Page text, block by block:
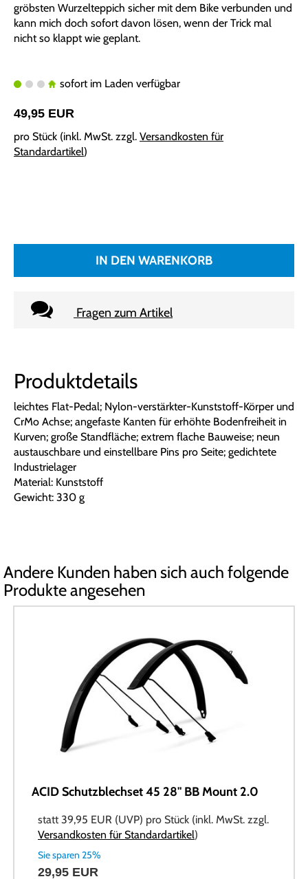
gröbsten Wurzelteppich sicher mit dem Bike verbunden und
kann mich doch sofort davon lösen, wenn der Trick mal
nicht so klappt wie geplant.
sofort im Laden verfügbar
49,95 EUR
pro Stück (inkl. MwSt. zzgl. Versandkosten für
Standardartikel)
IN DEN WARENKORB
Fragen zum Artikel
Produktdetails
leichtes Flat-Pedal; Nylon-verstärkter-Kunststoff-Körper und
CrMo Achse; angefaste Kanten für erhöhte Bodenfreiheit in
Kurven; große Standfläche; extrem flache Bauweise; neun
austauschbare und einstellbare Pins pro Seite; gedichtete
Industrielager
Material: Kunststoff
Gewicht: 330 g
Andere Kunden haben sich auch folgende
Produkte angesehen
ACID Schutzblechset 45 28" BB Mount 2.0
statt39,95 EUR (UVP) pro Stück (inkl. MwSt. zzgl.
Versandkosten für Standardartikel)
Sie sparen 25%
29,95 EUR